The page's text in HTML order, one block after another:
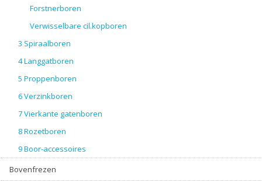
Forstnerboren
Verwisselbare cil.kopboren
3 Spiraalboren
4 Langgatboren
5 Proppenboren
6 Verzinkboren
7 Vierkante gatenboren
8 Rozetboren
9 Boor-accessoires
Bovenfrezen